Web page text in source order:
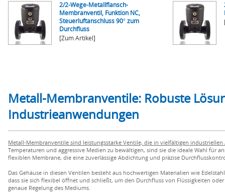
2/2-Wege-Metallflansch-
Membranventil, Funktion NC,
Steuerluftanschluss 90° zum
Durchfluss
[Zum Artikel]
Metall-Membranventile: Robuste
Industrieanwendungen
Metall-Membranventile sind leistungsstarke Ventile, die in vielfältigen
Temperaturen und aggressive Medien zu bewältigen, sind sie die ideale Wahl für
flexiblen Membrane, die eine zuverlässige Abdichtung und präzise
Das Gehäuse in diesen Ventilen besteht aus hochwertigen Materialien wie
dass sie sich flexibel öffnet und schließt, um den Durchfluss von Flüssigkeiten
genaue Regelung des Mediums.